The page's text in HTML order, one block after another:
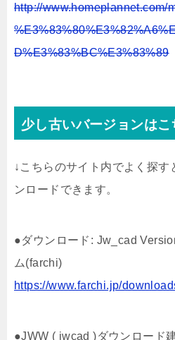
http://www.homeplannet.com/
D%E3%83%BC%E3%83%89
少し古いバージョンはこ
↓こちらのサイト内でよく探す
ンロードできます。
●ダウンロード: Jw_cad
ム(farchi)
https://www.farchi.jp/
●JWW ( jwcad )ダウンロード